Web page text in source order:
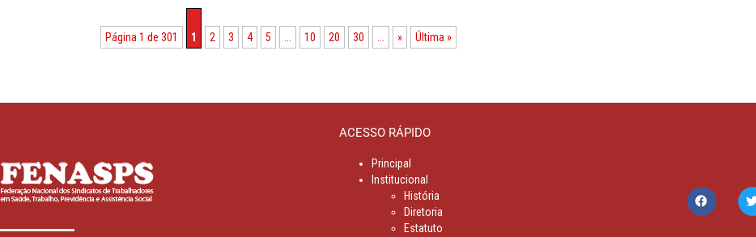
Página 1 de 301 1 2 3 4 5 ... 10 20 30 ... » Última »
ACESSO RÁPIDO
Principal
Institucional
História
Diretoria
Estatuto